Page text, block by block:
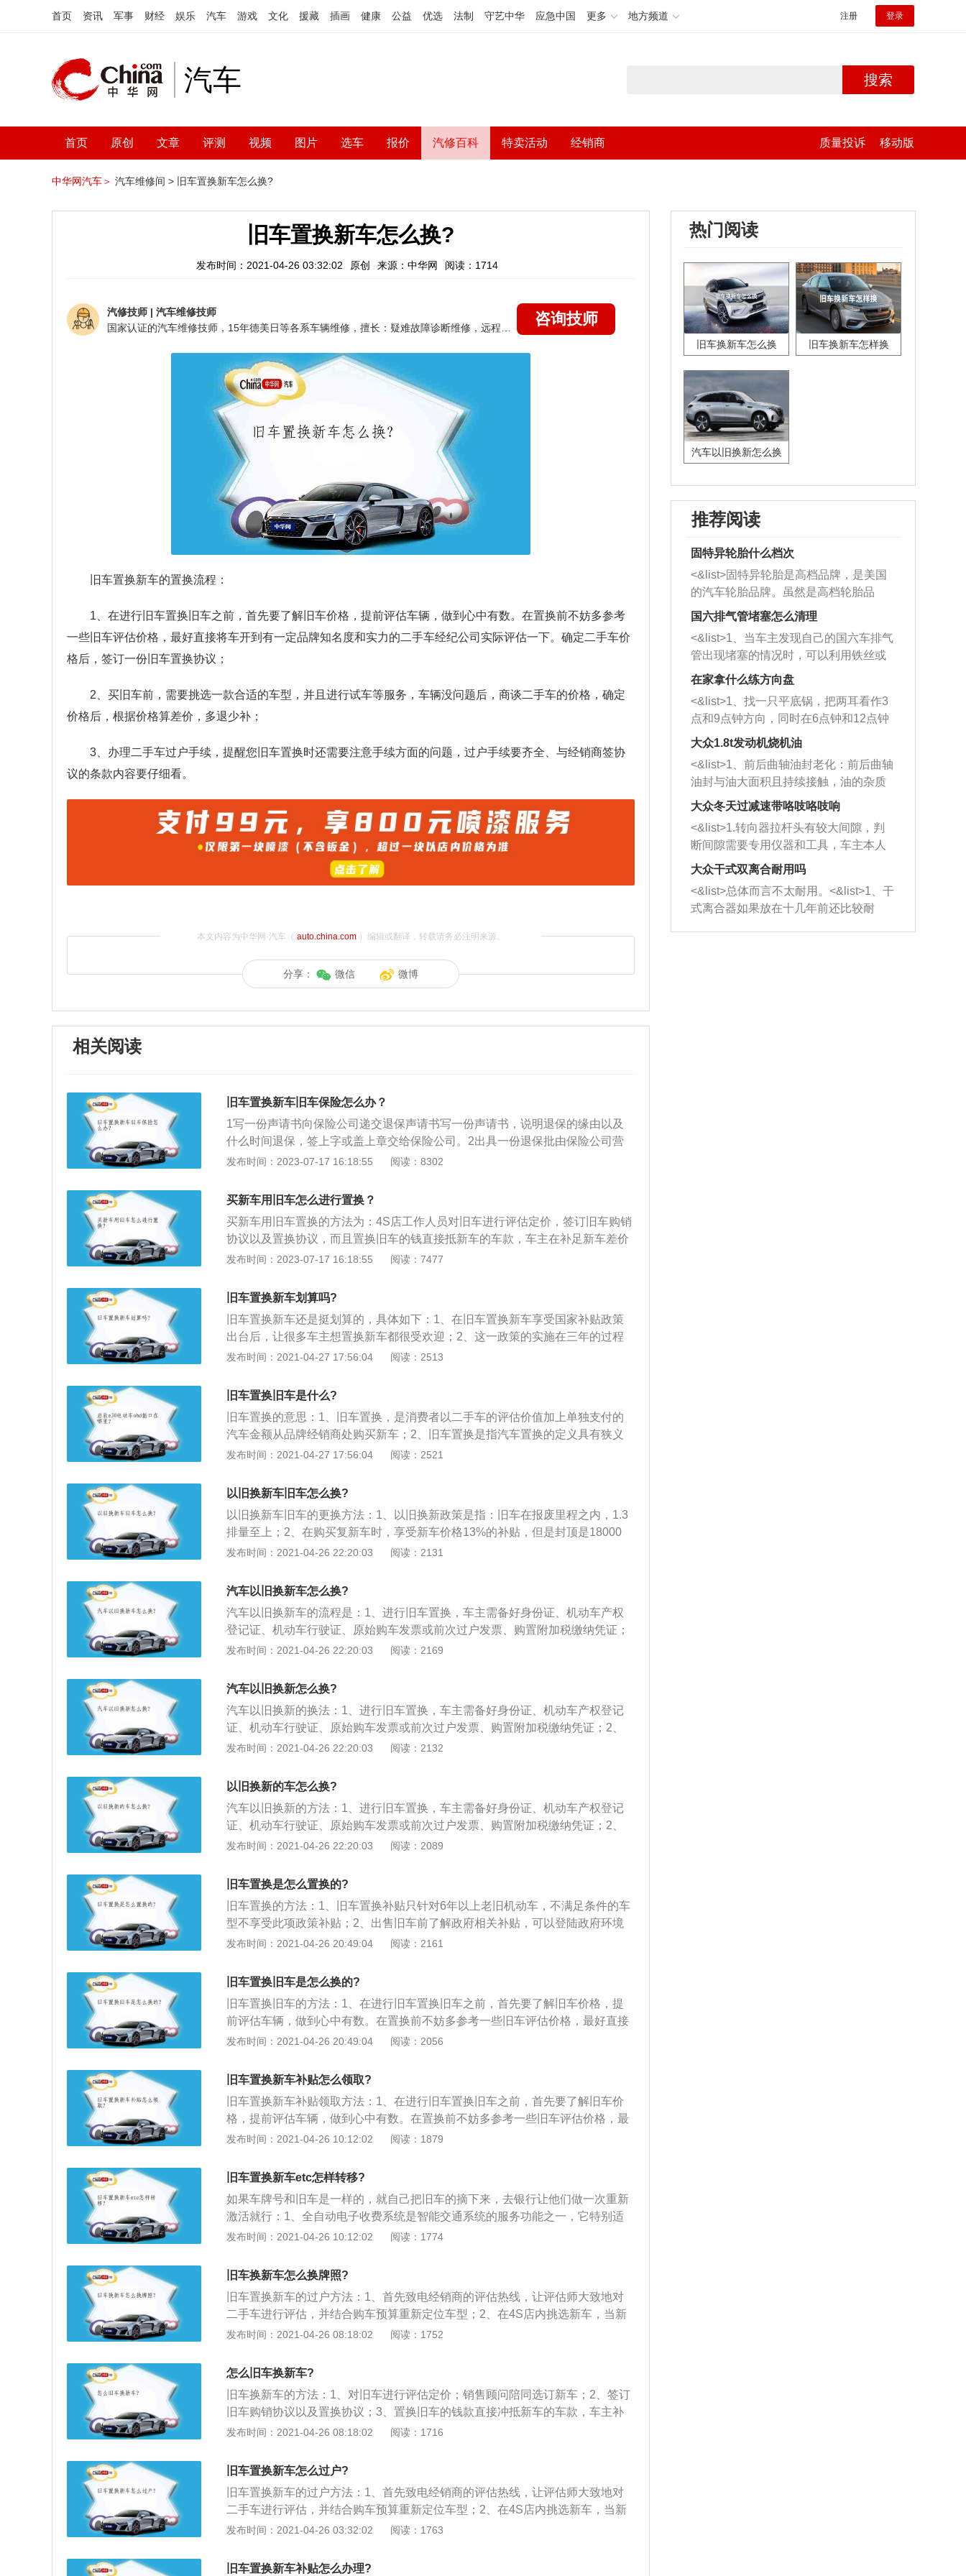
首页 资讯 军事 财经 娱乐 汽车 游戏 文化 援藏 插画 健康 公益 优选 法制 守艺中华 应急中国 更多 地方频道 注册 登录
汽车 搜索
首页 原创 文章 评测 视频 图片 选车 报价 汽修百科 特卖活动 经销商 质量投诉 移动版
中华网汽车＞ 汽车维修间 > 旧车置换新车怎么换?
旧车置换新车怎么换?
发布时间：2021-04-26 03:32:02 原创 来源：中华网 阅读：1714
汽修技师 | 汽车维修技师
咨询技师
旧车置换新车的置换流程：
1、在进行旧车置换旧车之前，首先要了解旧车价格，提前评估车辆，做到心中有数。在置换前不妨多参考
一些旧车评估价格，最好直接将车开到有一定品牌知名度和实力的二手车经纪公司实际评估一下。确定二手车价
格后，签订一份旧车置换协议；
2、买旧车前，需要挑选一款合适的车型，并且进行试车等服务，车辆没问题后，商谈二手车的价格，确定
价格后，根据价格算差价，多退少补；
3、办理二手车过户手续，提醒您旧车置换时还需要注意手续方面的问题，过户手续要齐全、与经销商签协
议的条款内容要仔细看。
本文内容为中华网·汽车（ auto.china.com）编辑或翻译，转载请务必注明来源。
分享： 微信 微博
相关阅读
旧车置换新车旧车保险怎么办？
1写一份声请书向保险公司递交退保声请书写一份声请书，说明退保的缘由以及
什么时间退保，签上字或盖上章交给保险公司。2出具一份退保批由保险公司营
业办理部门出具退保批单保险公司根据退保声请书出具一份退保批单，写明退保
险费到保险公司财政部门领取应退保险费，拿退保批单以及身份证，到保险公司
的财政部门领应退给的保险费。
发布时间：2023-07-17 16:18:55 阅读：8302
买新车用旧车怎么进行置换？
买新车用旧车置换的方法为：4S店工作人员对旧车进行评估定价，签订旧车购销
协议以及置换协议，而且置换旧车的钱直接抵新车的车款，车主在补足新车差价
后就可以办理手续提车。以下为置换购车的相关资料：1、简介：置换购车，是
务。2、注意事项：到4S店进行置换评估之前，一定要先检查车辆的手续是否齐
全。包括身份证原件及复印件、车辆原始购置发票或上次过户发票原件及复印
件、车辆的机动车登记证书原件及复印件，以及车辆行驶证原件及复印件。
发布时间：2023-07-17 16:18:55 阅读：7477
旧车置换新车划算吗?
旧车置换新车还是挺划算的，具体如下：1、在旧车置换新车享受国家补贴政策
出台后，让很多车主想置换新车都很受欢迎；2、这一政策的实施在三年的过程
中，每年都会有无数的消费者到二手车交易市场换旧车，帮助很多想买新车但又
将有相应的补贴，相比新车购买后的销售将更具成本效益，因此建议希望二手车
销售的车主不妨考虑采用这种方式进行更换。
发布时间：2021-04-27 17:56:04 阅读：2513
旧车置换旧车是什么?
旧车置换的意思：1、旧车置换，是消费者以二手车的评估价值加上单独支付的
汽车金额从品牌经销商处购买新车；2、旧车置换是指汽车置换的定义具有狭义
和广义之别。狭义的意思是以旧换新。经销商从二手商品的收购和新商品的相互
汽车置换是指以旧换新的业务上，同时兼容二手商品整新、跟踪服务、二手货销
售甚至分期抵偿等一系列业务组合为基础的，使其成为是一种有机的、独立的营
销方式；4、由于参与置换的厂家有着良好的信誉和优质的服务，其品牌经销商
也可以为参与置换业务的消费者带来信任和更透明、安全、便捷的服务。
发布时间：2021-04-27 17:56:04 阅读：2521
以旧换新车旧车怎么换?
以旧换新车旧车的更换方法：1、以旧换新政策是指：旧车在报废里程之内，1.3
排量至上；2、在购买复新车时，享受新车价格13%的补贴，但是封顶是18000
元；3、只要是符合要求的车型都是可以的，具体可以将车子拍照，然后拿着照
的。
发布时间：2021-04-26 22:20:03 阅读：2131
汽车以旧换新车怎么换?
汽车以旧换新车的流程是：1、进行旧车置换，车主需备好身份证、机动车产权
登记证、机动车行驶证、原始购车发票或前次过户发票、购置附加税缴纳凭证；
2、可以通过电话或直接到交易公司咨询，带好必要的材料，然后就进入置换程
协议以及置换协议，置换旧车的钱款直接冲抵新车的车款，顾客补足新车差价
后，办理提车手续；4、顾客如需贷款购新车，则置换旧车的钱款作为新车的首
付款，办理购车贷款手续，办理旧车过户手续，顾客提供必要的协助和材料。
发布时间：2021-04-26 22:20:03 阅读：2169
汽车以旧换新怎么换?
汽车以旧换新的换法：1、进行旧车置换，车主需备好身份证、机动车产权登记
证、机动车行驶证、原始购车发票或前次过户发票、购置附加税缴纳凭证；2、
可以通过电话或直接到交易公司咨询，带好必要的材料，然后就进入置换程序；
以及置换协议，置换旧车的钱款直接冲抵新车的车款，顾客补足新车差价后，办
理提车手续；4、顾客如需贷款购新车，则置换旧车的钱款作为新车的首付款，
办理购车贷款手续，办理旧车过户手续，顾客提供必要的协助和材料。
发布时间：2021-04-26 22:20:03 阅读：2132
以旧换新的车怎么换?
汽车以旧换新的方法：1、进行旧车置换，车主需备好身份证、机动车产权登记
证、机动车行驶证、原始购车发票或前次过户发票、购置附加税缴纳凭证；2、
可以通过电话或直接到交易公司咨询，带好必要的材料，然后就进入置换程序；
以及置换协议，置换旧车的钱款直接冲抵新车的车款，顾客补足新车差价后，办
理提车手续；4、顾客如需贷款购新车，则置换旧车的钱款作为新车的首付款，
办理购车贷款手续，办理旧车过户手续，顾客提供必要的协助和材料。
发布时间：2021-04-26 22:20:03 阅读：2089
旧车置换是怎么置换的?
旧车置换的方法：1、旧车置换补贴只针对6年以上老旧机动车，不满足条件的车
型不享受此项政策补贴；2、出售旧车前了解政府相关补贴，可以登陆政府环境
交易所以及有关网站，各大二手车市场也均有相关布告和服务窗户；3、出售的
费，且强制三者保险有效；4、车辆外观基本符合行使本照片，改装以及相关损
伤部分按照车辆管理要求恢复正常状态；5、关于旧车出售，目前可以在4S店
内、旧车市场或者即时拍卖平台，具体选择根据用户自身的时间和价格要求；
6、旧车过户后可凭过户凭证到相关服务窗口领取补贴，办理网络指标更新。
发布时间：2021-04-26 20:49:04 阅读：2161
旧车置换旧车是怎么换的?
旧车置换旧车的方法：1、在进行旧车置换旧车之前，首先要了解旧车价格，提
前评估车辆，做到心中有数。在置换前不妨多参考一些旧车评估价格，最好直接
将车开到有一定品牌知名度和实力的二手车经纪公司实际评估一下。确定二手车
且进行试车等服务，车辆没问题后，商谈二手车的价格，确定价格后，根据价格
算差价，多退少补；3、办理二手车过户手续，提醒您旧车置换时还需要注意手
续方面的问题，过户手续要齐全、与经销商签协议的条款内容要仔细看。
发布时间：2021-04-26 20:49:04 阅读：2056
旧车置换新车补贴怎么领取?
旧车置换新车补贴领取方法：1、在进行旧车置换旧车之前，首先要了解旧车价
格，提前评估车辆，做到心中有数。在置换前不妨多参考一些旧车评估价格，最
好直接将车开到有一定品牌知名度和实力的二手车经纪公司实际评估一下。确定
型，并且进行试车等服务，车辆没问题后，商谈二手车的价格，确定价格后，根
据价格算差价，多退少补；3、办理二手车过户手续，提醒您旧车置换时还需要
注意手续方面的问题，过户手续要齐全、与经销商签协议的条款内容要仔细看。
发布时间：2021-04-26 10:12:02 阅读：1879
旧车置换新车etc怎样转移?
如果车牌号和旧车是一样的，就自己把旧车的摘下来，去银行让他们做一次重新
激活就行：1、全自动电子收费系统是智能交通系统的服务功能之一，它特别适
合在高速公路或交通繁忙的桥隧环境下使用。目前高速公路收费处，有专门的ET
站时便不用人工缴费，也无须停车，高速通行费将从卡中自动扣除，即能够实现
自动收费；3、这种收费系统每车收费耗时不到两秒，其收费通道的通行能力是
人工收费通道的5至10倍。使用全自动电子收费系统，可以使公路收费走向无纸
化、无现金化管理，从根本上杜绝收费票款的流失现象，解决公路收费中的财务
管理混乱问题。另外，实施全自动电子收费系统还可以节约基建费用和管理费
发布时间：2021-04-26 10:12:02 阅读：1774
旧车换新车怎么换牌照?
旧车置换新车的过户方法：1、首先致电经销商的评估热线，让评估师大致地对
二手车进行评估，并结合购车预算重新定位车型；2、在4S店内挑选新车，当新
车型确认后，评估师将参考市场价，对二手车进行实地评估并最终定价；3、评
时可咨询办理置换所需的时间和手续（原则上旧车可于第二天进行过户转移，新
车也可于第二天进行上牌登记）；4、在交付二手车时，与评估师签订二手车买
卖合同，明确车辆产权及责任划分；5、以补差形式提取新车，完成后续手续办
理。
发布时间：2021-04-26 08:18:02 阅读：1752
怎么旧车换新车?
旧车换新车的方法：1、对旧车进行评估定价；销售顾问陪同选订新车；2、签订
旧车购销协议以及置换协议；3、置换旧车的钱款直接冲抵新车的车款，车主补
足新车差价后，办理提车手续，车主如需贷款购新车；4、则置换旧车的钱款作
和材料。
发布时间：2021-04-26 08:18:02 阅读：1716
旧车置换新车怎么过户?
旧车置换新车的过户方法：1、首先致电经销商的评估热线，让评估师大致地对
二手车进行评估，并结合购车预算重新定位车型；2、在4S店内挑选新车，当新
车型确认后，评估师将参考市场价，对二手车进行实地评估并最终定价；3、评
时可咨询办理置换所需的时间和手续（原则上旧车可于第二天进行过户转移，新
发布时间：2021-04-26 03:32:02 阅读：1763
旧车置换新车补贴怎么办理?
热门阅读
旧车换新车怎么换 旧车换新车怎样换
汽车以旧换新怎么换
推荐阅读
固特异轮胎什么档次
<&list>固特异轮胎是高档品牌，是美国
的汽车轮胎品牌。虽然是高档轮胎品
牌，但是中高低端的轮胎都有生产，这
也是为了更好的开拓市场。
国六排气管堵塞怎么清理
<&list>1、当车主发现自己的国六车排气
管出现堵塞的情况时，可以利用铁丝或
者是细棍，直接将杂物给取出来，如果
堵塞情况比较严重，也可以采取应急措
施。 <&list>2、直接利用木棍将所有的
杂物推到排气管里面的位置处，然后将
三元催化器拆解开，就可以将堵塞的东
西取出来。但如果是因为积碳过多引起
的堵塞，就需要将三元催化器泡在草酸
洗剂对堵塞的情况得到解决，将清洗剂
放在燃油箱中，与燃油混合后，车辆启
动时，就可以和汽油一起进入到燃烧
室，最后形成废气排出，就可以让三元
催化器得到清洗，排气管堵塞的情况就
能够得到解决。
在家拿什么练方向盘
<&list>1、找一只平底锅，把两耳看作3
点和9点钟方向，同时在6点钟和12点钟
方向做一个标记。 <&list>2、双手握住
一圈半的练习，往右同样也要打相同的
圈数。 <&list>3、最后强调要反复练
习，这样就可以形成肌肉记忆，在真实
驾驶车辆时，不需要记忆也能打好方
向。
大众1.8t发动机烧机油
<&list>1、前后曲轴油封老化：前后曲轴
油封与油大面积且持续接触，油的杂质
和发动机内持续温度变化使其密封效果
逐渐减弱，导致渗油或漏油。<&list>2、
活塞间隙过大：积碳会使活塞环与缸体
的间隙扩大，导致机油流入燃烧室中，
造成烧机油。<&list>3、机油粘度。使用
机油粘度过小的话，同样会有烧机油现
象，机油粘度过小具有很好的流动性，
大众冬天过减速带咯吱咯吱响
<&list>1.转向器拉杆头有较大间隙，判
断间隙需要专用仪器和工具，车主本人
无法制作，需要将车辆送到修理厂或4s
店；<&list>2.车辆半轴套管防尘罩破
裂，破裂后会出现漏油现象，使半轴磨
损严重，磨损的半轴容易损坏，产生异
响；<&list>3.稳定器的转向胶套和球头
大众干式双离合耐用吗
<&list>总体而言不太耐用。<&list>1、干
式离合器如果放在十几年前还比较耐